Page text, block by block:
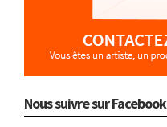
Nous suivre sur Facebook